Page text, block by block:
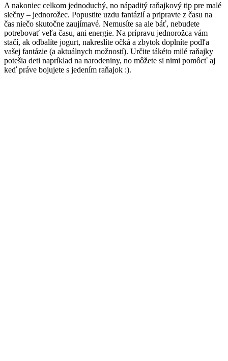
A nakoniec celkom jednoduchý, no nápaditý raňajkový tip pre malé
slečny – jednorožec. Popustite uzdu fantázií a pripravte z času na
čas niečo skutočne zaujímavé. Nemusíte sa ale báť, nebudete
potrebovať veľa času, ani energie. Na prípravu jednorožca vám
stačí, ak odbalíte jogurt, nakreslíte očká a zbytok doplníte podľa
vašej fantázie (a aktuálnych možností). Určite tákéto milé raňajky
potešia deti napríklad na narodeniny, no môžete si nimi pomôcť aj
keď práve bojujete s jedením raňajok :).